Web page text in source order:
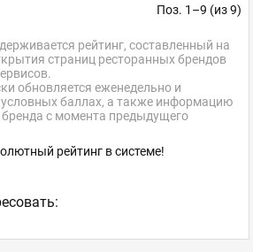
Поз. 1–9 (из 9)
рейтинг, составленный на
страниц ресторанных брендов
обновляется еженедельно и
баллах, а также информацию
с момента предыдущего
рейтинг в системе!